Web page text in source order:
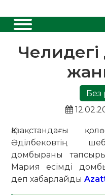
Без
Қазақстандағы
Әділбековтің
домбыраны
Мария есімді
деп хабарлайды